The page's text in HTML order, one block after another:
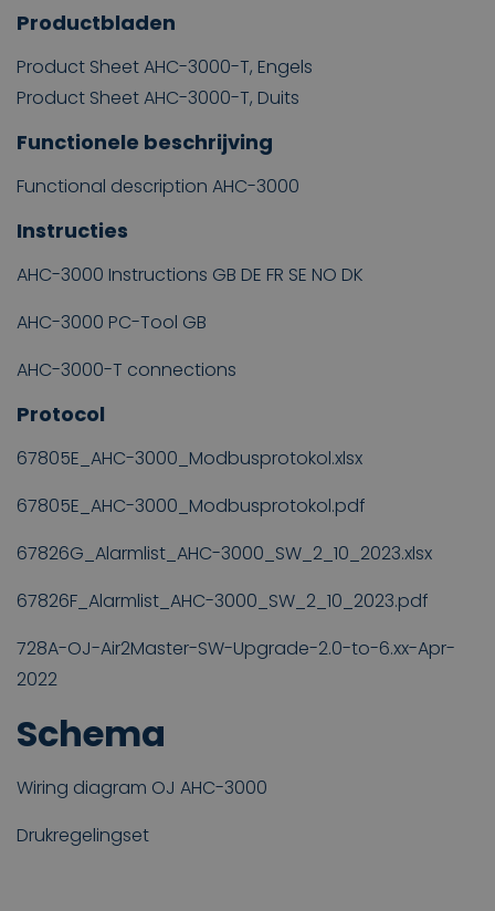
Productbladen
Product Sheet AHC-3000-T, Engels
Product Sheet AHC-3000-T, Duits
Functionele beschrijving
Functional description AHC-3000
Instructies
AHC-3000 Instructions GB DE FR SE NO DK
AHC-3000 PC-Tool GB
AHC-3000-T connections
Protocol
67805E_AHC-3000_Modbusprotokol.xlsx
67805E_AHC-3000_Modbusprotokol.pdf
67826G_Alarmlist_AHC-3000_SW_2_10_2023.xlsx
67826F_Alarmlist_AHC-3000_SW_2_10_2023.pdf
728A-OJ-Air2Master-SW-Upgrade-2.0-to-6.xx-Apr-
2022
Schema
Wiring diagram OJ AHC-3000
Drukregelingset